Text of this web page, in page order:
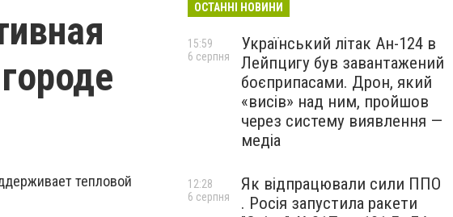
тепловой
ОСТАННІ НОВИНИ
Український літак Ан-124 в
Лейпцигу був завантажений
боєприпасами. Дрон, який
«висів» над ним, пройшов
через систему виявлення —
медіа
15:59
6 серпня
Як відпрацювали сили ППО
. Росія запустила ракети
12:28
6 серпня